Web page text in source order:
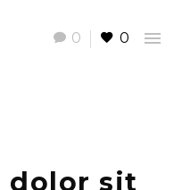
0 0 
dolor sit